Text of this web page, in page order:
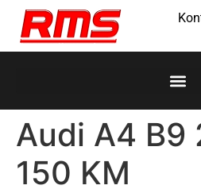
Audi A4 B9
150 KM